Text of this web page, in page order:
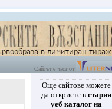
Сайтът е част от
Още сайтове можете
да откриете в стария
уеб каталог на